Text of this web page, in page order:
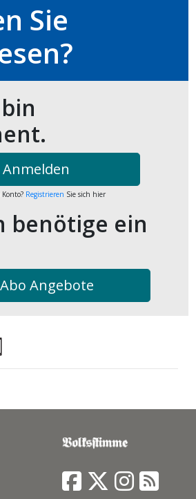
Sie
Anmelden
Registrieren Sie sich hier
benötige ein
Abo Angebote